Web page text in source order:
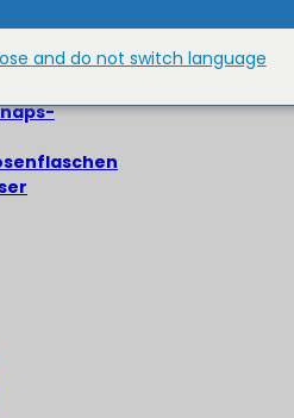
and do not switch language